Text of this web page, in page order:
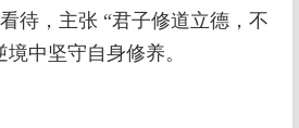
待，主张 “君子修道立德，不
中坚守自身修养。